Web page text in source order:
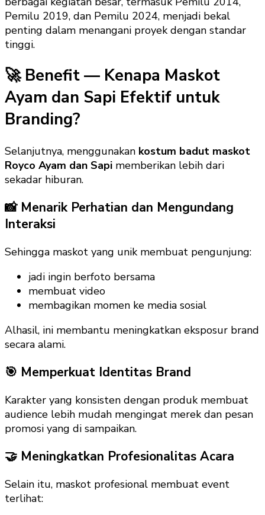
Pemilu 2019, dan Pemilu 2024, menjadi bekal
penting dalam menangani proyek dengan standar
tinggi.
🚀 Benefit — Kenapa Maskot
Ayam dan Sapi Efektif untuk
Branding?
Selanjutnya, menggunakan kostum badut maskot
Royco Ayam dan Sapi memberikan lebih dari
sekadar hiburan.
📸 Menarik Perhatian dan Mengundang
Interaksi
Sehingga maskot yang unik membuat pengunjung:
jadi ingin berfoto bersama
membuat video
membagikan momen ke media sosial
Alhasil, ini membantu meningkatkan eksposur brand
secara alami.
🎯 Memperkuat Identitas Brand
Karakter yang konsisten dengan produk membuat
audience lebih mudah mengingat merek dan pesan
promosi yang di sampaikan.
🤝 Meningkatkan Profesionalitas Acara
Selain itu, maskot profesional membuat event
terlihat: